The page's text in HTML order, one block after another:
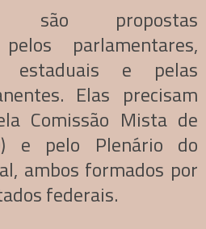
são propostas
parlamentares,
estaduais e pelas
Elas precisam
Comissão Mista de
e pelo Plenário do
ambos formados por
federais.